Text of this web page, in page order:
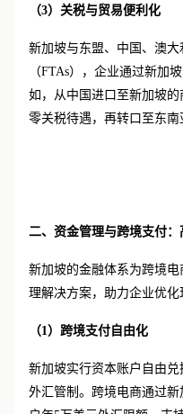
（3） 关税与贸易便利化
新加坡与东盟、中国、澳
（FTAs），企业通过新加
如，从中国进口至新加坡
零关税待遇，再转口至东南
二、资金管理与跨境支付
新加坡的金融体系为跨境
理解决方案，助力企业优化
（1） 跨境支付自由化
新加坡实行资本账户自由
外汇管制。跨境电商通过